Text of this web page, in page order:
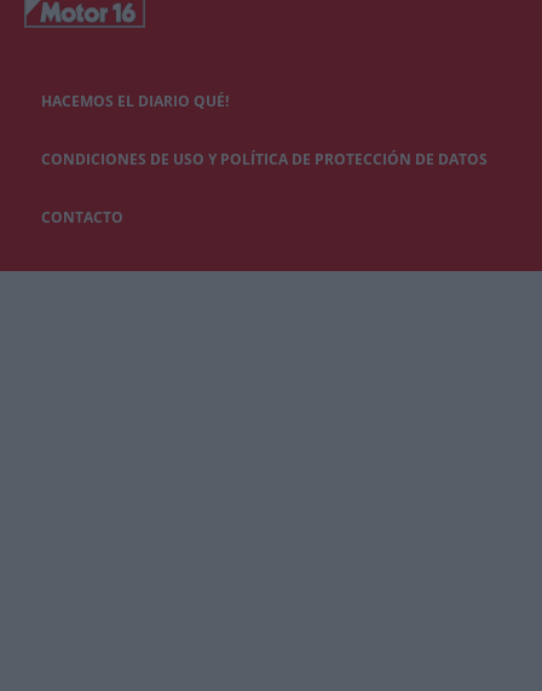
HACEMOS EL DIARIO QUÉ!
CONDICIONES DE USO Y POLÍTICA DE PROTECCIÓN DE DATOS
CONTACTO